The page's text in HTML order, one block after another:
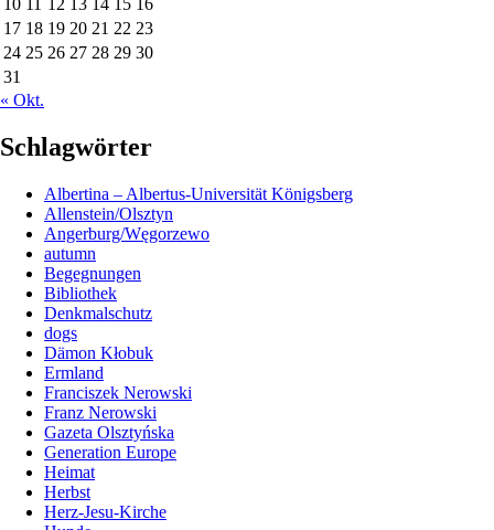
10 11 12 13 14 15 16
17 18 19 20 21 22 23
24 25 26 27 28 29 30
31
« Okt.
Schlagwörter
Albertina – Albertus-Universität Königsberg
Allenstein/Olsztyn
Angerburg/Węgorzewo
autumn
Begegnungen
Bibliothek
Denkmalschutz
dogs
Dämon Kłobuk
Ermland
Franciszek Nerowski
Franz Nerowski
Gazeta Olsztyńska
Generation Europe
Heimat
Herbst
Herz-Jesu-Kirche